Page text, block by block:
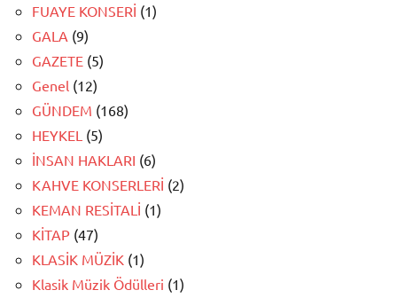
FUAYE KONSERİ (1)
GALA (9)
GAZETE (5)
Genel (12)
GÜNDEM (168)
HEYKEL (5)
İNSAN HAKLARI (6)
KAHVE KONSERLERİ (2)
KEMAN RESİTALİ (1)
KİTAP (47)
KLASİK MÜZİK (1)
Klasik Müzik Ödülleri (1)